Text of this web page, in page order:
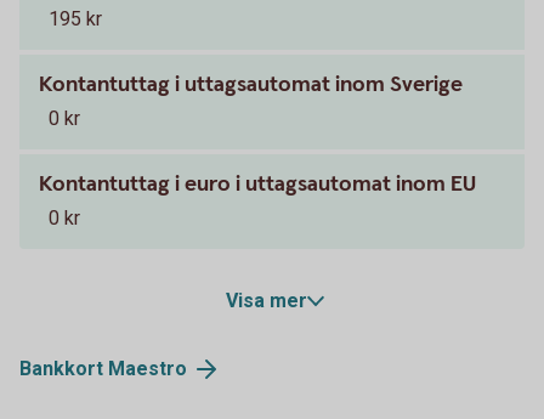
195 kr
Kontantuttag i uttagsautomat inom Sverige
0 kr
Kontantuttag i euro i uttagsautomat inom EU
0 kr
Visa mer
Bankkort Maestro